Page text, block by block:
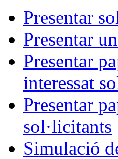
Presentar
Presentar
Presentar
interessat
Presentar
sol·licitants
Simulació